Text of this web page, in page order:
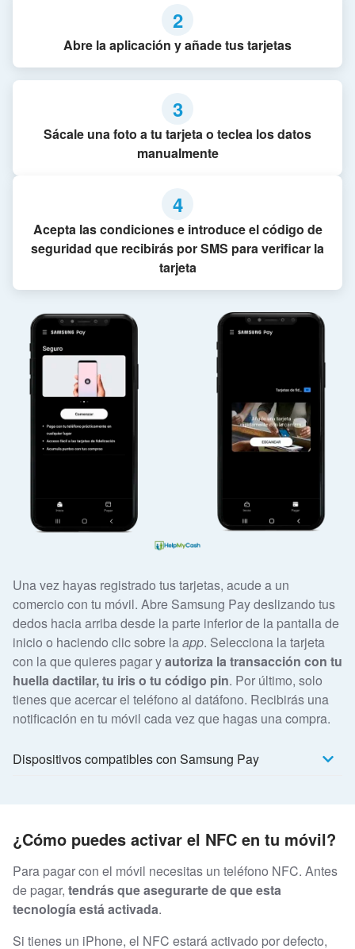
2
Abre la aplicación y añade tus tarjetas
3
Sácale una foto a tu tarjeta o teclea los datos
manualmente
4
Acepta las condiciones e introduce el código de
seguridad que recibirás por SMS para verificar la
tarjeta
Una vez hayas registrado tus tarjetas, acude a un
comercio con tu móvil. Abre Samsung Pay deslizando tus
dedos hacia arriba desde la parte inferior de la pantalla de
inicio o haciendo clic sobre laapp. Selecciona la tarjeta
con la que quieres pagar yautoriza la transacción con tu
huella dactilar, tu iris o tu código pin. Por último, solo
tienes que acercar el teléfono al datáfono. Recibirás una
notificación en tu móvil cada vez que hagas una compra.
Dispositivos compatibles con Samsung Pay
¿Cómo puedes activar el NFC en tu móvil?
Para pagar con el móvil necesitas un teléfono NFC. Antes
de pagar, tendrás que asegurarte de que esta
tecnología está activada.
Si tienes un iPhone, el NFC estará activado por defecto,